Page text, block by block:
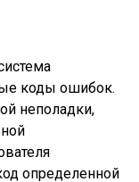
коды ошибок.
неполадки,
определенной